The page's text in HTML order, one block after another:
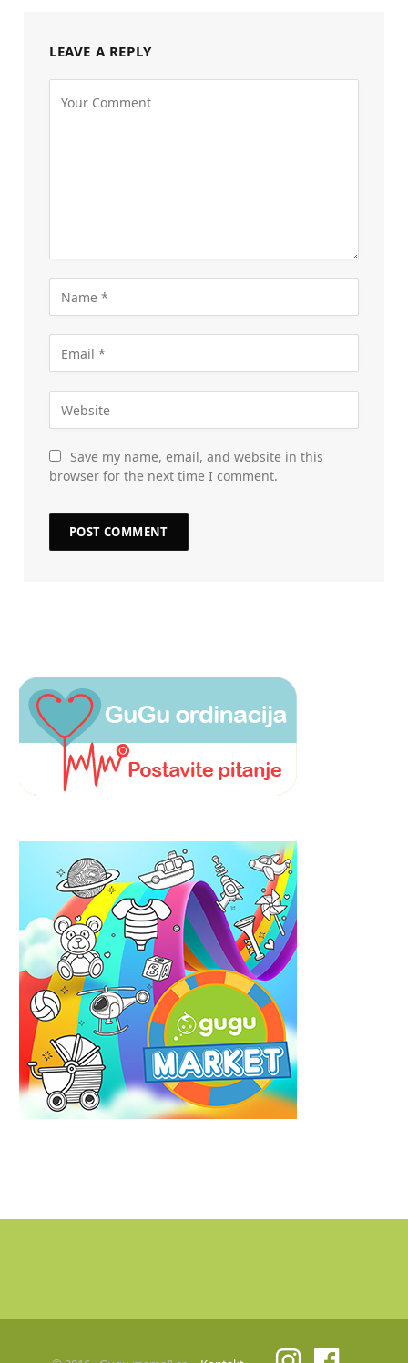
LEAVE A REPLY
Save my name, email, and website in this
browser for the next time I comment.